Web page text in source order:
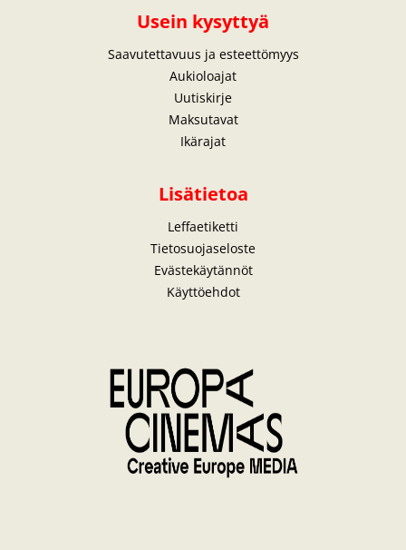
Usein kysyttyä
Saavutettavuus ja esteettömyys
Aukioloajat
Uutiskirje
Maksutavat
Ikärajat
Lisätietoa
Leffaetiketti
Tietosuojaseloste
Evästekäytännöt
Käyttöehdot